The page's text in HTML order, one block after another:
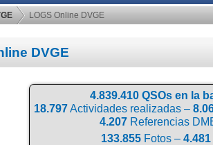
LOGS Online DVGE
DVGE
4.839.410 QSOs en la
18.797Actividades realizadas –
4.207Referencias
133.855 Fotos – 4.481